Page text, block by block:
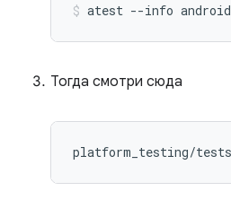
atest --info android
Тогда смотри сюда